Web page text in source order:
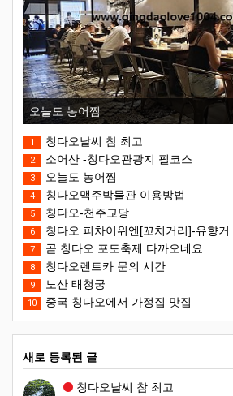
오늘도 농어찜
1 칭다오날씨 참 최고
2 소어산 -칭다오관광지 필코스
3 오늘도 농어찜
4 칭다오맥주박물관 이용방법
5 칭다오-천주교당
6 칭다오 피차이위엔[꼬치거리]-유향거
7 곧 칭다오 포도축제 다까오네요
8 칭다오렌트카 문의 시간
9 노산 태청궁
10 중국 칭다오에서 가정집 맛집
새로 등록된 글
칭다오날씨 참 최고